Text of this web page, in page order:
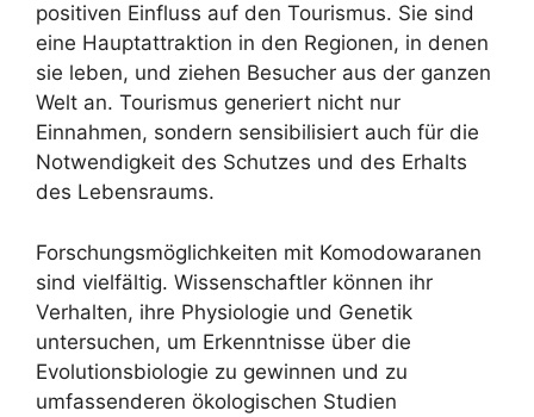
positiven Einfluss auf den Tourismus. Sie sind
eine Hauptattraktion in den Regionen, in denen
sie leben, und ziehen Besucher aus der ganzen
Welt an. Tourismus generiert nicht nur
Einnahmen, sondern sensibilisiert auch für die
Notwendigkeit des Schutzes und des Erhalts
des Lebensraums.
Forschungsmöglichkeiten mit Komodowaranen
sind vielfältig. Wissenschaftler können ihr
Verhalten, ihre Physiologie und Genetik
untersuchen, um Erkenntnisse über die
Evolutionsbiologie zu gewinnen und zu
umfassenderen ökologischen Studien